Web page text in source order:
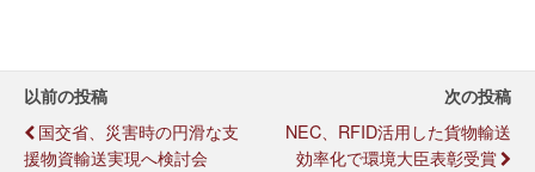
以前の投稿
国交省、災害時の円滑な支
援物資輸送実現へ検討会
次の投稿
NEC、RFID活用した貨物輸送
効率化で環境大臣表彰受賞